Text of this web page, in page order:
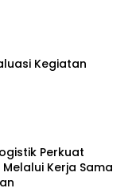
Kegiatan
Perkuat
Kerja Sama